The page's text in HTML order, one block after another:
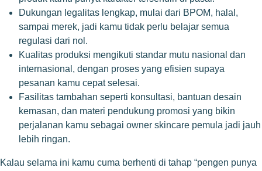
Dukungan legalitas lengkap, mulai dari BPOM, halal,
sampai merek, jadi kamu tidak perlu belajar semua
regulasi dari nol.
Kualitas produksi mengikuti standar mutu nasional dan
internasional, dengan proses yang efisien supaya
pesanan kamu cepat selesai.
Fasilitas tambahan seperti konsultasi, bantuan desain
kemasan, dan materi pendukung promosi yang bikin
perjalanan kamu sebagai owner skincare pemula jadi jauh
lebih ringan.
Kalau selama ini kamu cuma berhenti di tahap “pengen punya